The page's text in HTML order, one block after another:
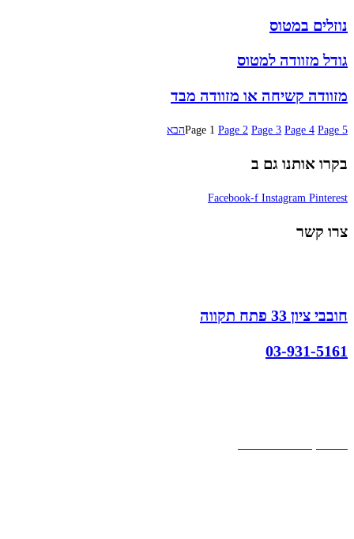
נוזלים במטוס
גודל מזוודה למטוס
מזוודה קשיחה או מזוודה מבד
Page 1 Page 2 Page 3 Page 4 Page 5 הבא
בקרו אותנו גם ב
Facebook-f Instagram Pinterest
צרו קשר
חובבי ציון 33 פתח תקווה
03-931-5161